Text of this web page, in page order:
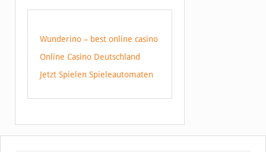
Wunderino – best online casino
Online Casino Deutschland
Jetzt Spielen Spieleautomaten